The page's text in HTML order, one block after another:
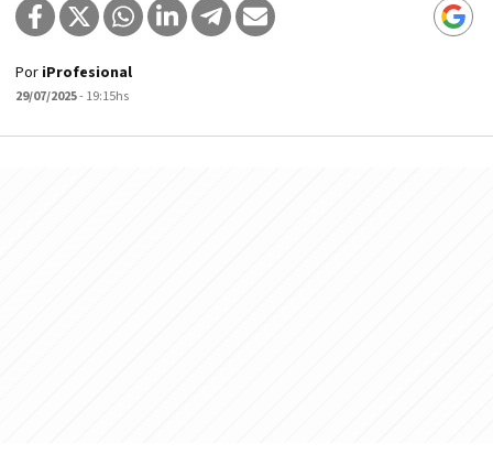
Por iProfesional
29/07/2025- 19:15hs